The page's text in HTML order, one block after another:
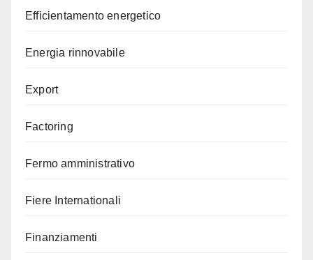
Efficientamento energetico
Energia rinnovabile
Export
Factoring
Fermo amministrativo
Fiere Internationali
Finanziamenti